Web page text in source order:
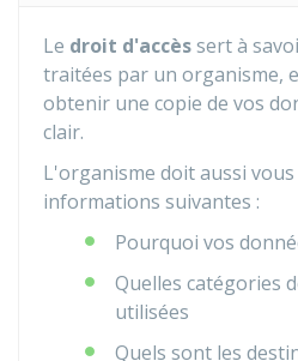
Le droit d'accèssert à
traitées par un organisme,
obtenir une copie de vos
clair.
L'organisme doit aussi
informations suivantes :
Pourquoi vos
Quelles catégories
utilisées
Quels sont les